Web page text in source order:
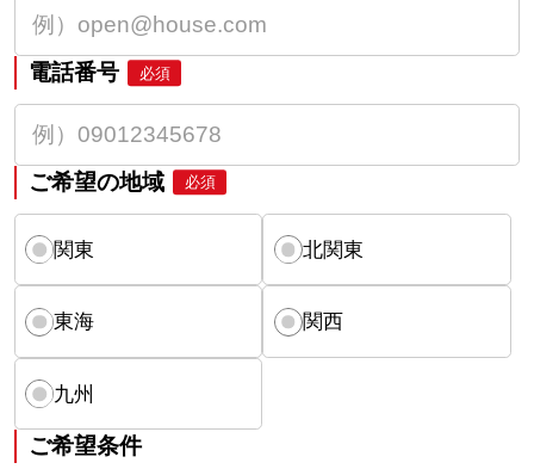
電話番号 必須
ご希望の地域 必須
関東 北関東
東海 関西
九州
ご希望条件